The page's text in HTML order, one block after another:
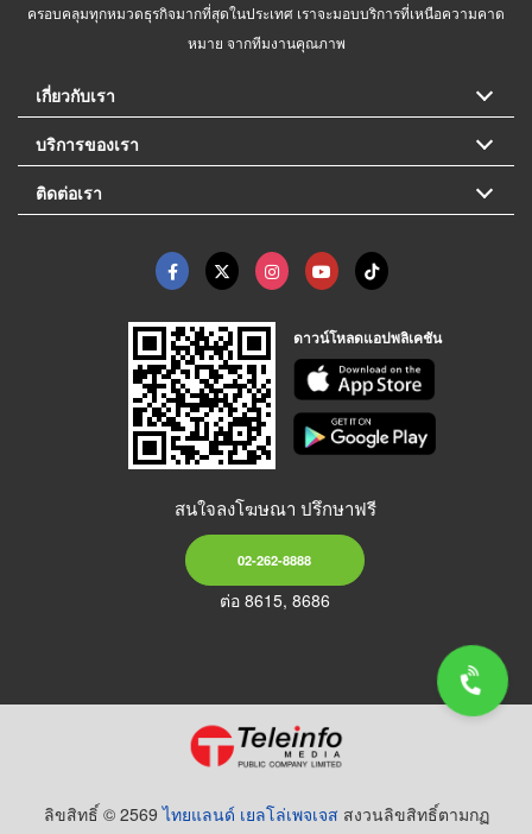
ครอบคลุมทุกหมวดธุรกิจมากที่สุดในประเทศ เราจะมอบบริการที่เหนือความคาด
หมาย จากทีมงานคุณภาพ
เกี่ยวกับเรา
บริการของเรา
ติดต่อเรา
ดาวน์โหลดแอปพลิเคชัน
สนใจลงโฆษณา ปรึกษาฟรี
02-262-8888
ต่อ 8615, 8686
ลิขสิทธิ์ © 2569ไทยแลนด์ เยลโล่เพจเจส สงวนลิขสิทธิ์ตามกฏ